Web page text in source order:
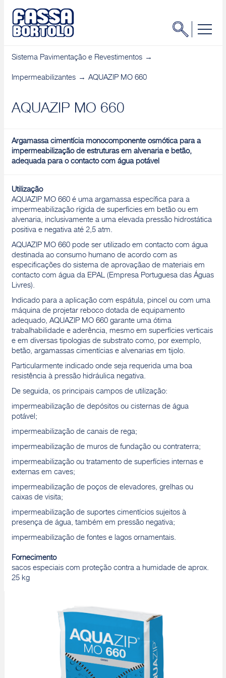
Sistema Pavimentação e Revestimentos
Impermeabilizantes AQUAZIP MO 660
AQUAZIP MO 660
Argamassa cimentícia monocomponente osmótica para a
impermeabilização de estruturas em alvenaria e betão,
adequada para o contacto com água potável
Utilização
AQUAZIP MO 660 é uma argamassa específica para a
impermeabilização rígida de superfícies em betão ou em
alvenaria, inclusivamente a uma elevada pressão hidrostática
positiva e negativa até 2,5 atm.
AQUAZIP MO 660 pode ser utilizado em contacto com água
destinada ao consumo humano de acordo com as
especificações do sistema de aprovaçãao de materiais em
contacto com água da EPAL (Empresa Portuguesa das Águas
Livres).
Indicado para a aplicação com espátula, pincel ou com uma
máquina de projetar reboco dotada de equipamento
adequado, AQUAZIP MO 660 garante uma ótima
trabalhabilidade e aderência, mesmo em superfícies verticais
e em diversas tipologias de substrato como, por exemplo,
betão, argamassas cimentícias e alvenarias em tijolo.
Particularmente indicado onde seja requerida uma boa
resistência à pressão hidráulica negativa.
De seguida, os principais campos de utilização:
impermeabilização de depósitos ou cisternas de água
potável;
impermeabilização de canais de rega;
impermeabilização de muros de fundação ou contraterra;
impermeabilização ou tratamento de superfícies internas e
externas em caves;
impermeabilização de poços de elevadores, grelhas ou
caixas de visita;
impermeabilização de suportes cimentícios sujeitos à
presença de água, também em pressão negativa;
impermeabilização de fontes e lagos ornamentais.
Fornecimento
sacos especiais com proteção contra a humidade de aprox.
25 kg